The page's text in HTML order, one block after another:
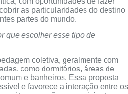
as particularidades do destino
partes do mundo.
que escolher esse tipo de
coletiva, geralmente com
como dormitórios, áreas de
e banheiros. Essa proposta
e favorece a interação entre os